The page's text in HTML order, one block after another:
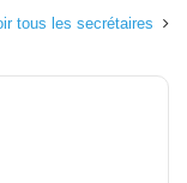
tous les secrétaires